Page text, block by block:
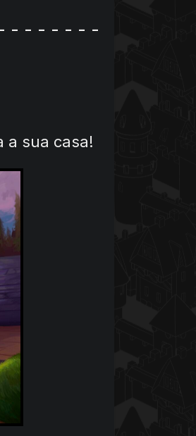
- - - - - - -
a sua casa!